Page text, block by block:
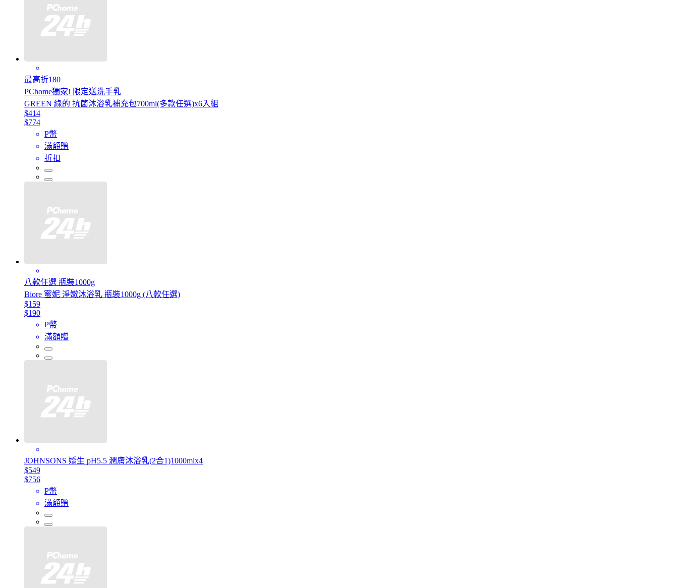
最高折180
PChome獨家! 限定送洗手乳
GREEN 綠的 抗菌沐浴乳補充包700ml(多款任選)x6入組
$414
$774
P幣
滿額贈
折扣
八款任選 瓶裝1000g
Biore 蜜妮 淨嫩沐浴乳 瓶裝1000g (八款任選)
$159
$190
P幣
滿額贈
JOHNSONS 嬌生 pH5.5 潤膚沐浴乳(2合1)1000mlx4
$549
$756
P幣
滿額贈